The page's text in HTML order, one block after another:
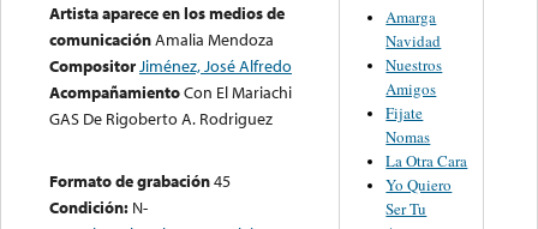
Artista aparece en los medios de
comunicaciónAmalia Mendoza
CompositorJiménez, José Alfredo
AcompañamientoCon El Mariachi
GAS De Rigoberto A. Rodriguez
Formato de grabación45
Condición: N-
Amarga
Navidad
Nuestros
Amigos
Fijate
Nomas
La Otra Cara
Yo Quiero
Ser Tu